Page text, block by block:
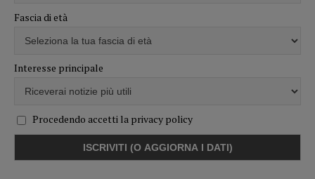
Fascia di età
Interesse principale
Procedendo accetti la privacy policy